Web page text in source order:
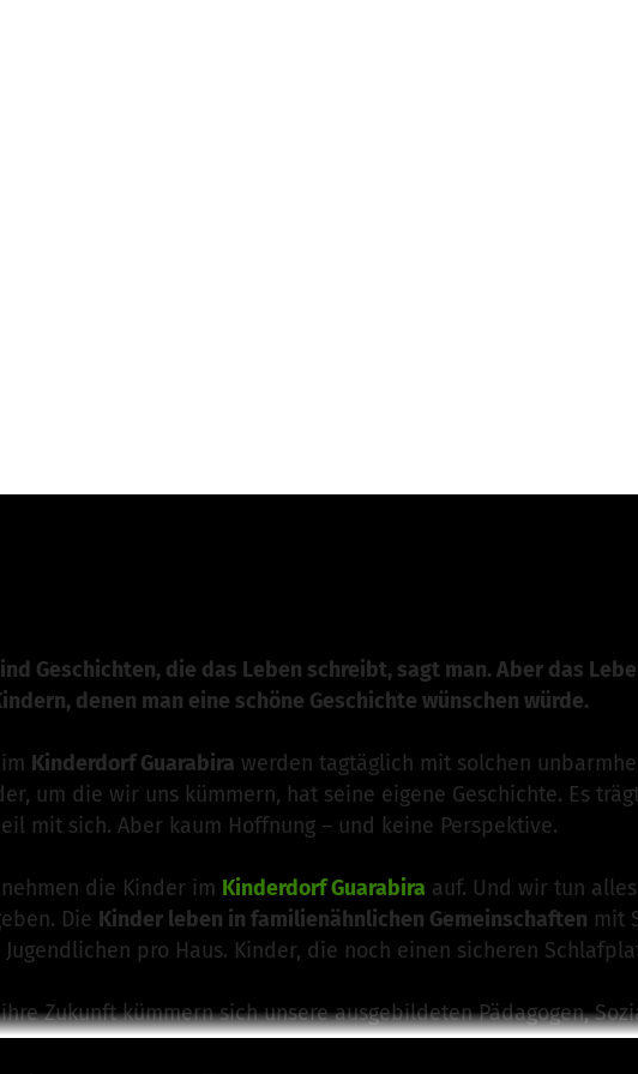
Geschichten, die das Leben schreibt, sagt man. Aber das
denen man eine schöne Geschichte wünschen würde.
Kinderdorf Guarabira werden tagtäglich mit solchen
um die wir uns kümmern, hat seine eigene Geschichte. Es
mit sich. Aber kaum Hoffnung – und keine Perspektive.
die Kinder im Kinderdorf Guarabira auf. Und wir tun
Die Kinder leben in familienähnlichen Gemeinschaften mit
Jugendlichen pro Haus. Kinder, die noch einen sicheren
Zukunft kümmern sich unsere ausgebildeten Pädagogen,
gehen die Kinder auch zurSchule, um sie auf ein